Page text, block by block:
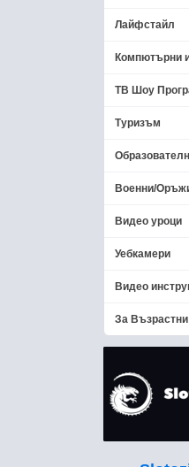
Лайфстайл
Компютърни
ТВ Шоу
Туризъм
Военни/
Видео уроци
Уебкамери
Видео
За Възрастни